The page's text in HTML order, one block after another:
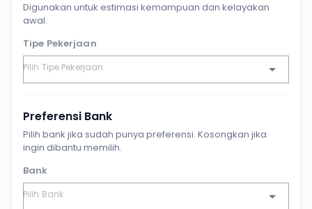
Digunakan untuk estimasi kemampuan dan kelayakan
awal.
Tipe Pekerjaan
Preferensi Bank
Pilih bank jika sudah punya preferensi. Kosongkan jika
ingin dibantu memilih.
Bank